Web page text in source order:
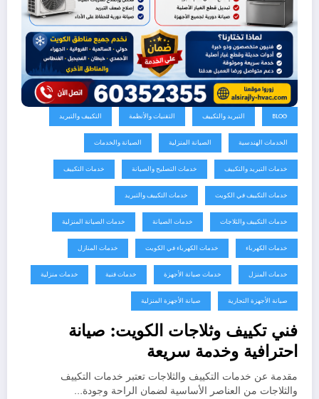
BLOG التبريد والتكييف التقنيات والأنظمة التكييف والتبريد
الخدمات الهندسية الصيانة المنزلية الصيانة والخدمات
خدمات التبريد والتكييف خدمات التصليح والصيانة خدمات التكييف
خدمات التكييف في الكويت خدمات التكييف والتبريد
خدمات التكييف والثلاجات خدمات الصيانة خدمات الصيانة المنزلية
خدمات الكهرباء خدمات الكهرباء في الكويت خدمات المنازل
خدمات المنزل خدمات صيانة الأجهزة خدمات فنية خدمات منزلية
صيانة الأجهزة التجارية صيانة الأجهزة المنزلية
فني تكييف وثلاجات الكويت: صيانة
احترافية وخدمة سريعة
مقدمة عن خدمات التكييف والثلاجات تعتبر خدمات التكييف
والثلاجات من العناصر الأساسية لضمان الراحة وجودة…